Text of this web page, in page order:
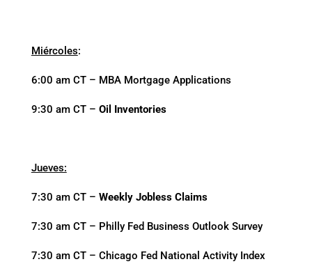
Miércoles:
6:00 am CT – MBA Mortgage Applications
9:30 am CT – Oil Inventories
Jueves:
7:30 am CT – Weekly Jobless Claims
7:30 am CT – Philly Fed Business Outlook Survey
7:30 am CT – Chicago Fed National Activity Index